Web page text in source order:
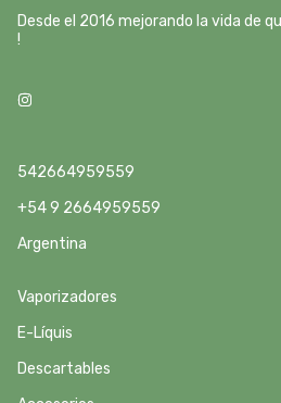
Desde el 2016 mejorando la vida de
!
542664959559
+54 9 2664959559
Argentina
Vaporizadores
E-Líquis
Descartables